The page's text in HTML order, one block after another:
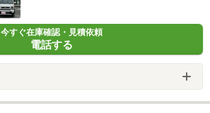
今すぐ在庫確認・見積依頼
電話する